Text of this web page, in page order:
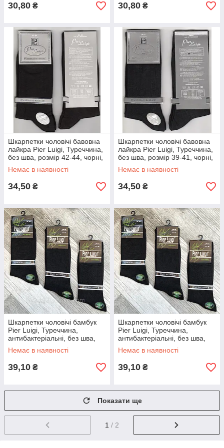
30,80 ₴ 30,80 ₴
Шкарпетки чоловічі бавовна
лайкра Pier Luigi, Туреччина,
без шва, розмір 42-44, чорні,
02596
Немає в наявності
34,50 ₴
Шкарпетки чоловічі бавовна
лайкра Pier Luigi, Туреччина,
без шва, розмір 39-41, чорні,
02595
Немає в наявності
34,50 ₴
Шкарпетки чоловічі бамбук
Pier Luigi, Туреччина,
антибактеріальні, без шва,
розмір 38-40, чорні, 02586
Немає в наявності
39,10 ₴
Шкарпетки чоловічі бамбук
Pier Luigi, Туреччина,
антибактеріальні, без шва,
розмір 42-44, чорні, 02587
Немає в наявності
39,10 ₴
Показати ще
1 / 2